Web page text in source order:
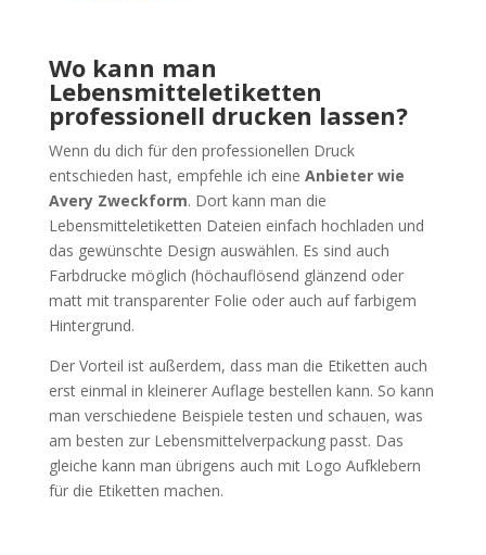
Wo kann man
Lebensmitteletiketten
professionell drucken lassen?
Wenn du dich für den professionellen Druck
entschieden hast, empfehle ich eine Anbieter wie
Avery Zweckform. Dort kann man die
Lebensmitteletiketten Dateien einfach hochladen und
das gewünschte Design auswählen. Es sind auch
Farbdrucke möglich (höchauflösend glänzend oder
matt mit transparenter Folie oder auch auf farbigem
Hintergrund.
Der Vorteil ist außerdem, dass man die Etiketten auch
erst einmal in kleinerer Auflage bestellen kann. So kann
man verschiedene Beispiele testen und schauen, was
am besten zur Lebensmittelverpackung passt. Das
gleiche kann man übrigens auch mit Logo Aufklebern
für die Etiketten machen.